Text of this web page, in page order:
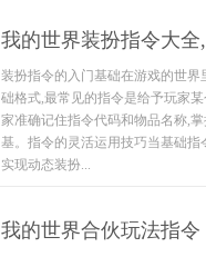
我的世界装扮指令大
装扮指令的入门基础在游戏的世
础格式,最常见的指令是给予玩家
家准确记住指令代码和物品名称,
基。指令的灵活运用技巧当基础
实现动态装扮...
我的世界合伙玩法指